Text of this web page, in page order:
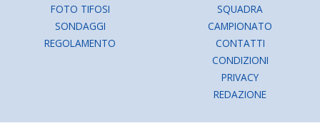
FOTO TIFOSI
SONDAGGI
REGOLAMENTO
SQUADRA
CAMPIONATO
CONTATTI
CONDIZIONI
PRIVACY
REDAZIONE